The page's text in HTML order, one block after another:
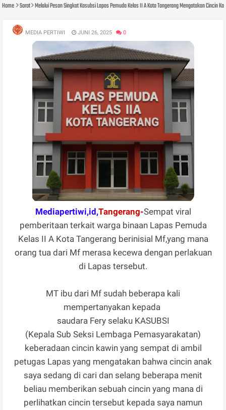
Home Sorot Melalui Pesan Singkat Kasubsi Lapas Pemuda Kelas II A Kota Tangerang Mengatakan Cincin
MEDIA PERTIWI JUNI 26, 2025 0
Mediapertiwi,id,Tangerang-Sempat viral
pemberitaan terkait warga binaan Lapas Pemuda
Kelas II A Kota Tangerang berinisial Mf,yang mana
orang tua dari Mf merasa kecewa dengan perlakuan
di Lapas tersebut.
MT ibu dari Mf sudah beberapa kali
mempertanyakan kepada
saudara Fery selaku KASUBSI
(Kepala Sub Seksi Lembaga Pemasyarakatan)
keberadaan cincin kawin yang sempat di ambil
petugas Lapas yang mengatakan bahwa cincin anak
saya sedang di cari dan selang beberapa menit
beliau memberikan sebuah cincin yang mana di
perlihatkan cincin tersebut kepada saya namun